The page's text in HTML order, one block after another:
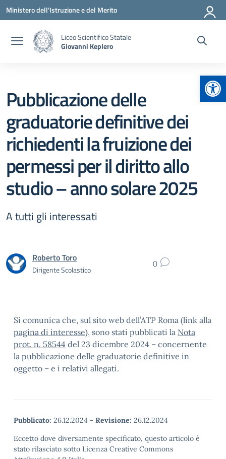
Vai ai contenuti
Vai al menu di navigazione
Vai al footer
Ministero dell'Istruzione e del Merito
Liceo Scientifico Statale
Giovanni Keplero
Pubblicazione delle
graduatorie definitive dei
richiedenti la fruizione dei
permessi per il diritto allo
studio – anno solare 2025
A tutti gli interessati
Roberto Toro
Dirigente Scolastico 0
Si comunica che, sul sito web dell’ATP Roma (link alla
pagina di interesse), sono stati pubblicati la Nota
prot. n. 58544 del 23 dicembre 2024 – concernente
la pubblicazione delle graduatorie definitive in
oggetto – e i relativi allegati.
Pubblicato: 26.12.2024 - Revisione: 26.12.2024
Eccetto dove diversamente specificato, questo articolo è
stato rilasciato sotto Licenza Creative Commons